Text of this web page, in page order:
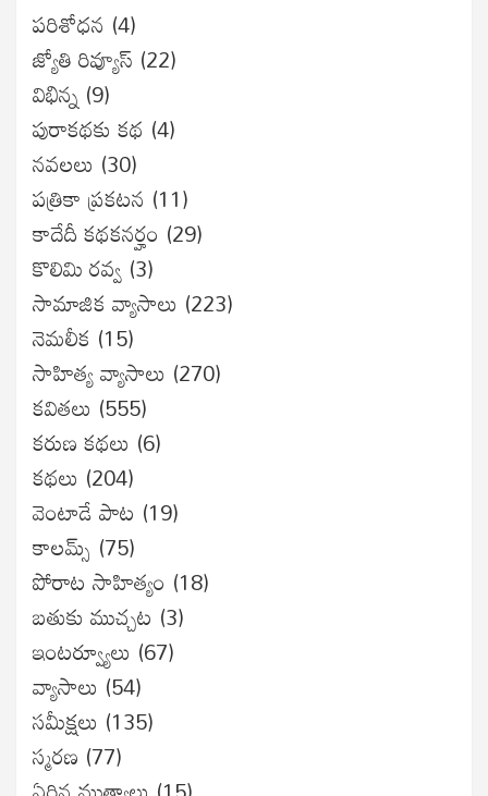
ప‌రిశోధ‌న‌ (4)
జ్యోతి రివ్యూస్ (22)
విభిన్న (9)
పురాకథకు కథ (4)
నవలలు (30)
పత్రికా ప్రకటన (11)
కాదేదీ కథకనర్హం (29)
కొలిమి రవ్వ (3)
సామాజిక వ్యాసాలు (223)
నెమలీక (15)
సాహిత్య వ్యాసాలు (270)
కవితలు (555)
కరుణ కథలు (6)
కథలు (204)
వెంటాడే పాట (19)
కాలమ్స్ (75)
పోరాట సాహిత్యం (18)
బతుకు ముచ్చట (3)
ఇంటర్వ్యూలు (67)
వ్యాసాలు (54)
సమీక్షలు (135)
స్మరణ (77)